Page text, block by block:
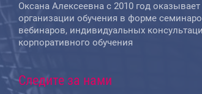
Следите за нами
Оксана Алексеевна с 2010 год оказывает
организации обучения в форме
вебинаров, индивидуальных
корпоративного обучения